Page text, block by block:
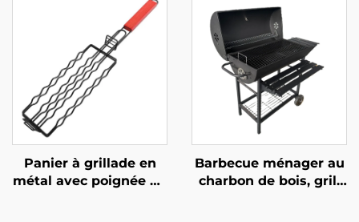
personnalisable et
vendu en gros,
comprenant des
ustensiles de
barbecue durables et
réutilisables,
notamment des
fourchettes à
barbecue
barbecue destinés au
commerce
transfrontalier,
fourchettes pour
grillades en extérieur,
grils et outils de
barbecue
Panier à grillade en
métal avec poignée en
Barbecue ménager au
charbon de bois, grill